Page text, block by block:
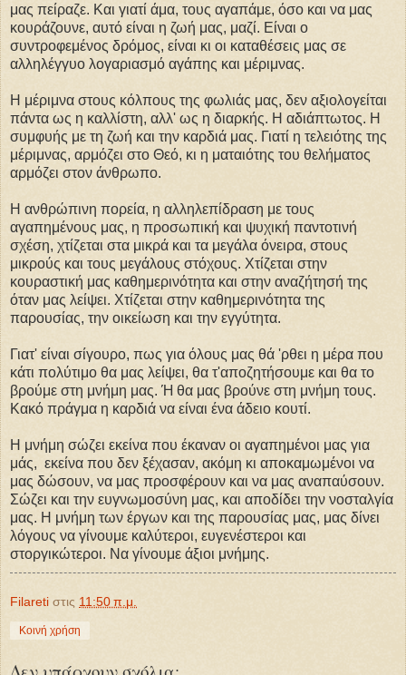
μας πείραζε. Και γιατί άμα, τους αγαπάμε, όσο και να μας
κουράζουνε, αυτό είναι η ζωή μας, μαζί. Είναι ο
συντροφεμένος δρόμος, είναι κι οι καταθέσεις μας σε
αλληλέγγυο λογαριασμό αγάπης και μέριμνας.
Η μέριμνα στους κόλπους της φωλιάς μας, δεν αξιολογείται
πάντα ως η καλλίστη, αλλ' ως η διαρκής. Η αδιάπτωτος. Η
συμφυής με τη ζωή και την καρδιά μας. Γιατί η τελειότης της
μέριμνας, αρμόζει στο Θεό, κι η ματαιότης του θελήματος
αρμόζει στον άνθρωπο.
Η ανθρώπινη πορεία, η αλληλεπίδραση με τους
αγαπημένους μας, η προσωπική και ψυχική παντοτινή
σχέση, χτίζεται στα μικρά και τα μεγάλα όνειρα, στους
μικρούς και τους μεγάλους στόχους. Χτίζεται στην
κουραστική μας καθημερινότητα και στην αναζήτησή της
όταν μας λείψει. Χτίζεται στην καθημερινότητα της
παρουσίας, την οικείωση και την εγγύτητα.
Γιατ' είναι σίγουρο, πως για όλους μας θά 'ρθει η μέρα που
κάτι πολύτιμο θα μας λείψει, θα τ'αποζητήσουμε και θα το
βρούμε στη μνήμη μας. Ή θα μας βρούνε στη μνήμη τους.
Κακό πράγμα η καρδιά να είναι ένα άδειο κουτί.
Η μνήμη σώζει εκείνα που έκαναν οι αγαπημένοι μας για
μάς, εκείνα που δεν ξέχασαν, ακόμη κι αποκαμωμένοι να
μας δώσουν, να μας προσφέρουν και να μας αναπαύσουν.
Σώζει και την ευγνωμοσύνη μας, και αποδίδει την νοσταλγία
μας. Η μνήμη των έργων και της παρουσίας μας, μας δίνει
λόγους να γίνουμε καλύτεροι, ευγενέστεροι και
στοργικώτεροι. Να γίνουμε άξιοι μνήμης.
Filareti στις 11:50 π.μ.
Κοινή χρήση